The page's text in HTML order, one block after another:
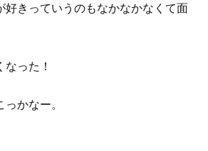
好きっていうのもなかなかなくて面
った！
かなー。